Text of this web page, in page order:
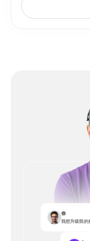
你
我想升级我的